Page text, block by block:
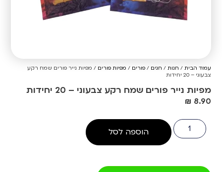
עמוד הבית / חנות / חגים /פורים / מפיות פורים / מפיות נייר פורים שמח רקע
צבעוני – 20 יחידות
מפיות נייר פורים שמח רקע צבעוני – 20 יחידות
₪ 8.90
הוספה לסל